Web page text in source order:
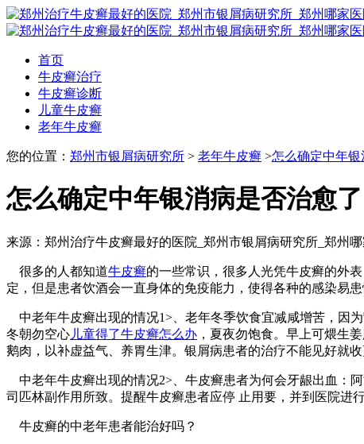
首页
牛皮癣治疗
牛皮癣诊断
儿童牛皮癣
老年牛皮癣
您的位置： 郑州市银屑病研究所 > 老年牛皮癣 >怎么确定中年
怎么确定中年银消病是否治愈了
来源：郑州治疗牛皮癣最好的医院_郑州市银屑病研究所_郑州
很多的人都知道牛皮癣的一些常识，很多人光凭牛皮癣的外
定，但是患者饮酒会一直身体的免疫能力，使得各种的感染易
中老年牛皮癣出现的情况1>、老年冬季饮食宜减咸增苦，因
冬朝勿空心 儿童得了牛皮癣怎么办 ，夏夜勿饱食。早上可煨生
鹅肉，以补虚益气、养胃生津。银屑病患者的治疗不能见好就
中老年牛皮癣出现的情况2>、牛皮癣患者为何会牙龈出血：
司匹林副作用所致。提醒牛皮癣患者应停 止用要，并到医院进
牛皮癣的中老年患者能治好吗？